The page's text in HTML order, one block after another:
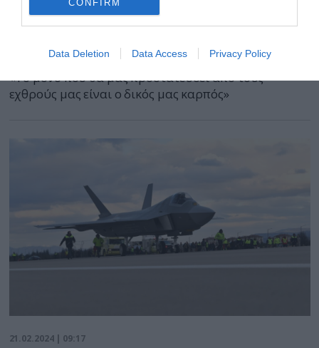
CONFIRM
Data Deletion Data Access Privacy Policy
24.02.2024 | 17:28
πρέπει να είστε έτοιμοι για πόλεμο»
«Το μόνο που θα μας προστατεύσει από τους
εχθρούς μας είναι ο δικός μας καρπός»
21.02.2024 | 09:17